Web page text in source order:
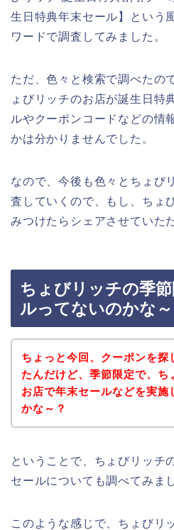
生日特典年末セール】という
ワードで調査してみました。
ただ、色々と検索で調べたの
ょびリッチのお店が誕生日特
ルやクーポンコードなどの情
かは分かりませんでした。
なので、今後も色々とちょび
査していくので、もし、ちょ
みつけたらシェアさせていた
ちょびリッチの季
ルってないのかな～
ちょっと今回、クーポンを探
たんだけど、季節限定で、ち
お店で年末セールなどを実施
かな～？
ということで、ちょびリッチ
セールについても調べてみま
このような感じで、ちょびリ